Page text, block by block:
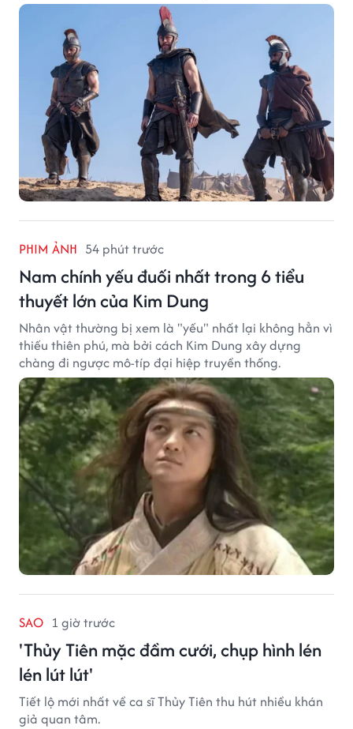
PHIM ẢNH 54 phút trước
Nam chính yếu đuối nhất trong 6 tiểu
thuyết lớn của Kim Dung
Nhân vật thường bị xem là "yếu" nhất lại không hẳn vì
thiếu thiên phú, mà bởi cách Kim Dung xây dựng
chàng đi ngược mô-típ đại hiệp truyền thống.
SAO 1 giờ trước
'Thủy Tiên mặc đầm cưới, chụp hình lén
lén lút lút'
Tiết lộ mới nhất về ca sĩ Thủy Tiên thu hút nhiều khán
giả quan tâm.